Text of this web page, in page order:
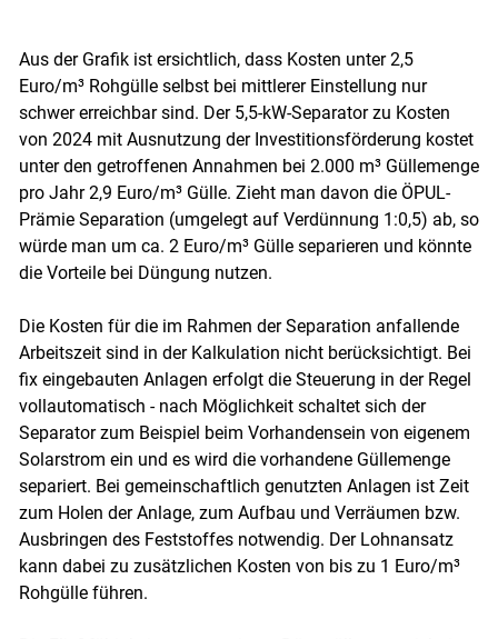
Aus der Grafik ist ersichtlich, dass Kosten unter 2,5
Euro/m³ Rohgülle selbst bei mittlerer Einstellung nur
schwer erreichbar sind. Der 5,5-kW-Separator zu Kosten
von 2024 mit Ausnutzung der Investitionsförderung kostet
unter den getroffenen Annahmen bei 2.000 m³ Güllemenge
pro Jahr 2,9 Euro/m³ Gülle. Zieht man davon die ÖPUL-
Prämie Separation (umgelegt auf Verdünnung 1:0,5) ab, so
würde man um ca. 2 Euro/m³ Gülle separieren und könnte
die Vorteile bei Düngung nutzen.
Die Kosten für die im Rahmen der Separation anfallende
Arbeitszeit sind in der Kalkulation nicht berücksichtigt. Bei
fix eingebauten Anlagen erfolgt die Steuerung in der Regel
vollautomatisch - nach Möglichkeit schaltet sich der
Separator zum Beispiel beim Vorhandensein von eigenem
Solarstrom ein und es wird die vorhandene Güllemenge
separiert. Bei gemeinschaftlich genutzten Anlagen ist Zeit
zum Holen der Anlage, zum Aufbau und Verräumen bzw.
Ausbringen des Feststoffes notwendig. Der Lohnansatz
kann dabei zu zusätzlichen Kosten von bis zu 1 Euro/m³
Rohgülle führen.